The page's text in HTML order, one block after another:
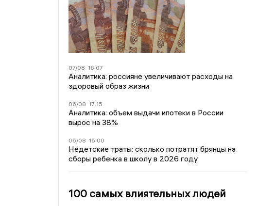
07/08 16:07
Аналитика: россияне увеличивают расходы на
здоровый образ жизни
06/08 17:15
Аналитика: объем выдачи ипотеки в России
вырос на 38%
05/08 15:00
Недетские траты: сколько потратят брянцы на
сборы ребенка в школу в 2026 году
100 самых влиятельных людей